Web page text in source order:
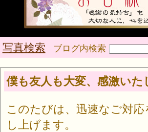
写真検索 ブログ内検索
僕も友人も大変、感激いた
このたびは、迅速なご対
し上げます。